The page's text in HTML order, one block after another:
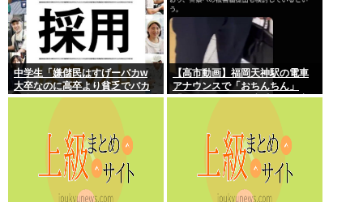
中学生「嫌儲民はすげーバカw
大卒なのに高卒より貧乏でバカ
が多いw」エックスで一万いいね
【高市動画】福岡天神駅の電車
アナウンスで「おちんちん」
「ちんぽ」などと連呼する不審